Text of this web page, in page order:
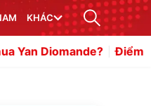
KHÁC
Điểm tin bóng đá